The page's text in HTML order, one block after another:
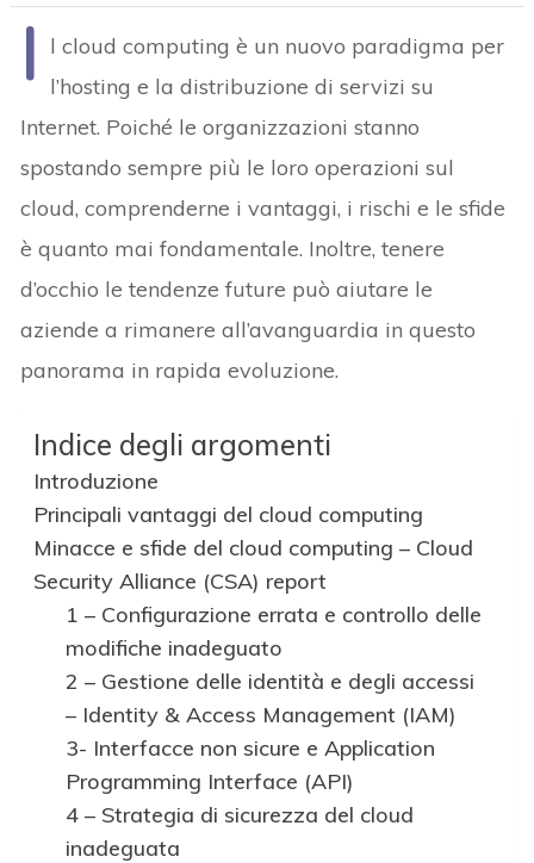
I
l cloud computing è un nuovo paradigma per
l’hosting e la distribuzione di servizi su
Internet. Poiché le organizzazioni stanno
spostando sempre più le loro operazioni sul
cloud, comprenderne i vantaggi, i rischi e le sfide
è quanto mai fondamentale. Inoltre, tenere
d’occhio le tendenze future può aiutare le
aziende a rimanere all’avanguardia in questo
panorama in rapida evoluzione.
Indice degli argomenti
Introduzione
Principali vantaggi del cloud computing
Minacce e sfide del cloud computing – Cloud
Security Alliance (CSA) report
1 – Configurazione errata e controllo delle
modifiche inadeguato
2 – Gestione delle identità e degli accessi
– Identity & Access Management (IAM)
3- Interfacce non sicure e Application
Programming Interface (API)
4 – Strategia di sicurezza del cloud
inadeguata